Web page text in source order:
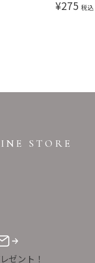
¥275 税込
STORE
ゼント！